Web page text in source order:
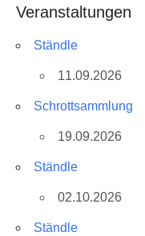
Veranstaltungen
Ständle
11.09.2026
Schrottsammlung
19.09.2026
Ständle
02.10.2026
Ständle